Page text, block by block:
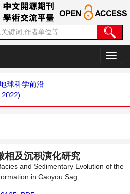
切
换
地球科学前沿
相及沉积演化研究
and Sedimentary Evolution of the
in Gaoyou Sag